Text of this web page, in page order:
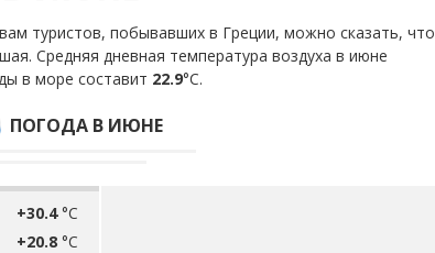
туристов, побывавших в Греции, можно сказать, что
Средняя дневная температура воздуха в июне
в море составит 22.9°С.
ПОГОДА В ИЮНЕ
+30.4°C
+20.8 °C